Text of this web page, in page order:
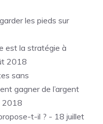
les pieds sur
est la stratégie à
2018
sans
gagner de l’argent
2018
t-il ? - 18 juillet